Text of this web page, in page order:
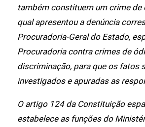
também constituem um crime de
qual apresentou a denúncia
Procuradoria-Geral do Estado,
Procuradoria contra crimes de
discriminação, para que os fatos
investigados e apuradas as
O artigo 124 da Constituição
estabelece as funções do